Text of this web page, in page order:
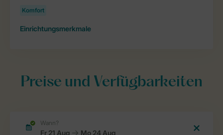
Einrichtungsmerkmale
Preise und Verfügbarkeiten